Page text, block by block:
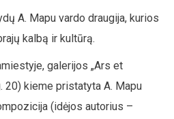
A. Mapu vardo draugija, kurios
kalbą ir kultūrą.
galerijos „Ars et
20) kieme pristatyta A. Mapu
(idėjos autorius –